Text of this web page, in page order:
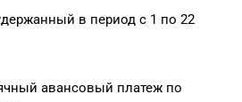
в период с 1 по 22
авансовый платеж по